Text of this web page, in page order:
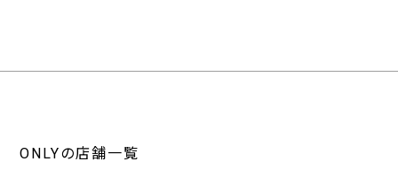
ONLYの店舗一覧